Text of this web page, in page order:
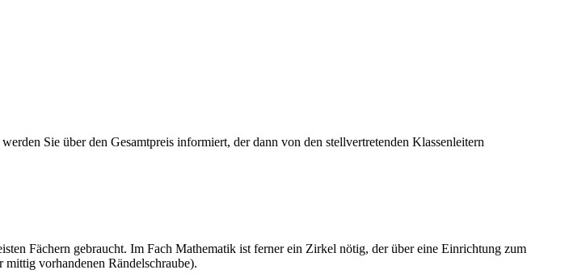
Sie über den Gesamtpreis informiert, der dann von den stellvertretenden Klassenleitern
Fächern gebraucht. Im Fach Mathematik ist ferner ein Zirkel nötig, der über eine Einrichtung zum
vorhandenen Rändelschraube).